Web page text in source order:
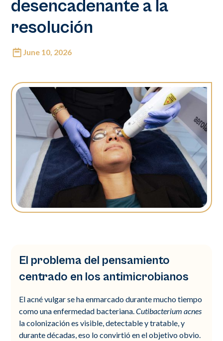
desencadenante a la
resolución
June 10, 2026
El problema del pensamiento
centrado en los antimicrobianos
El acné vulgar se ha enmarcado durante mucho tiempo
como una enfermedad bacteriana.Cutibacterium acnes
la colonización es visible, detectable y tratable, y
durante décadas, eso lo convirtió en el objetivo obvio.